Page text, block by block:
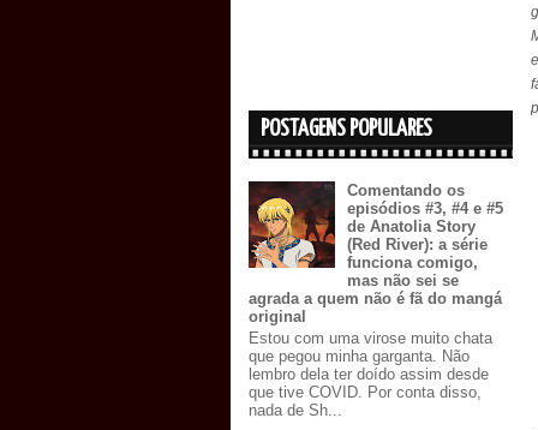
POSTAGENS POPULARES
Comentando os
episódios #3, #4 e #5
de Anatolia Story
(Red River): a série
funciona comigo,
mas não sei se
agrada a quem não é fã do mangá
original
Estou com uma virose muito chata
que pegou minha garganta. Não
lembro dela ter doído assim desde
que tive COVID. Por conta disso,
nada de Sh...